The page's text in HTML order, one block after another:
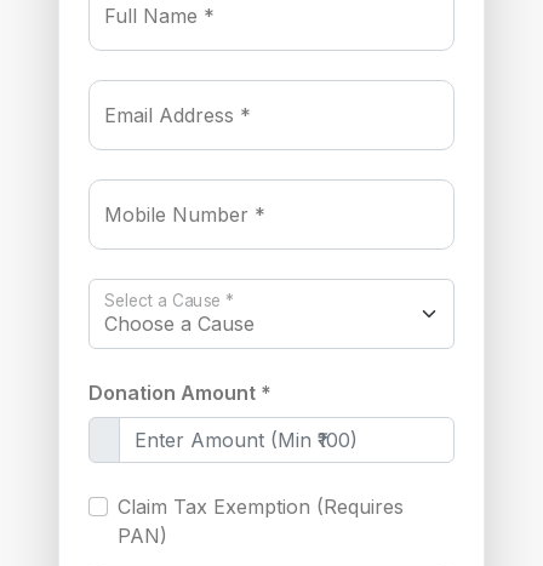
Full Name *
Email Address *
Mobile Number *
Select a Cause *
Donation Amount *
Claim Tax Exemption (Requires
PAN)